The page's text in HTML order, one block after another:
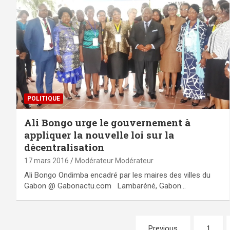
POLITIQUE
Ali Bongo urge le gouvernement à
appliquer la nouvelle loi sur la
décentralisation
17 mars 2016 Modérateur Modérateur
Ali Bongo Ondimba encadré par les maires des villes du
Gabon @ Gabonactu.com Lambaréné, Gabon…